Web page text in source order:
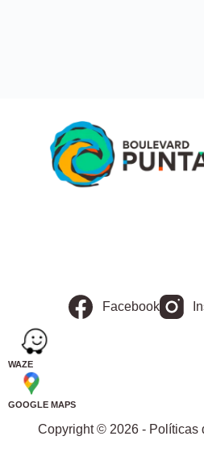
Facebook
WAZE
GOOGLE MAPS
Copyright © 2026 - Políticas